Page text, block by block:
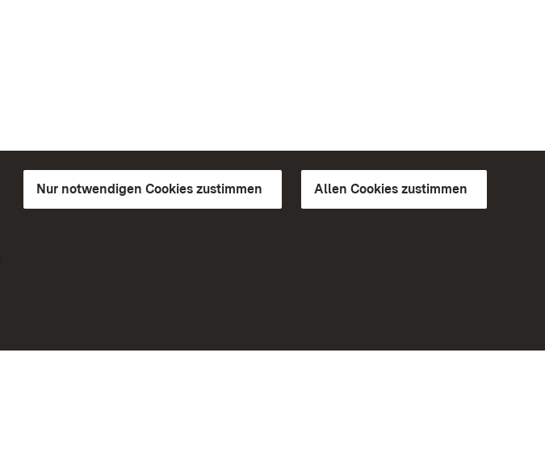
Nur notwendigen Cookies zustimmen Allen Cookies zustimmen